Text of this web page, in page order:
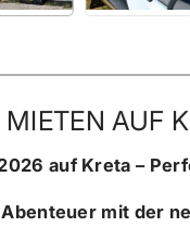
AUF
auf Kreta –
mit der